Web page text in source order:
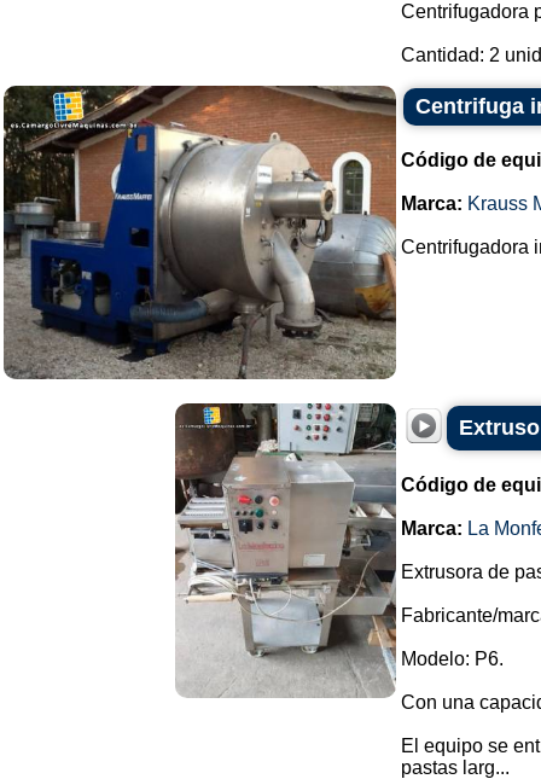
Centrifugadora
Cantidad: 2
Centrifuga
Código de
Marca: Krauss
Centrifugadora
Código de
Marca: La
Extrusora de
Fabricante/
Modelo: P6.
Con una
El equipo se
pastas larg...